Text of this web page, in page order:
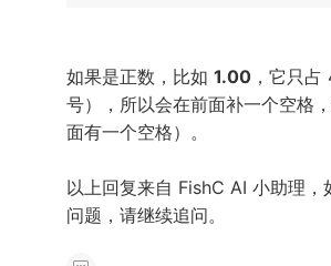
如果是正数，比如 1.00 ，它只
号），所以会在前面补一个空格
面有一个空格）。
以上回复来自 FishC AI 小助理，
问题，请继续追问。